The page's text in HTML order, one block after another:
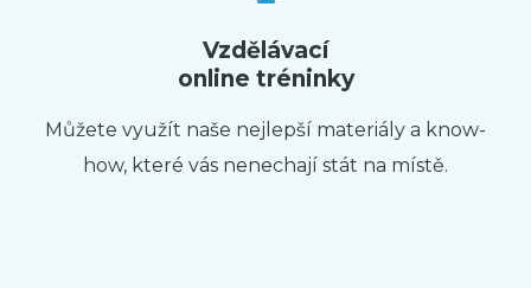
Vzdělávací
online tréninky
Můžete využít naše nejlepší materiály a know-
how, které vás nenechají stát na místě.